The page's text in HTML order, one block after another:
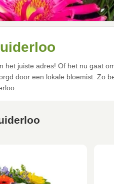
het juiste adres! Of het nu gaat
door een lokale bloemist. Zo